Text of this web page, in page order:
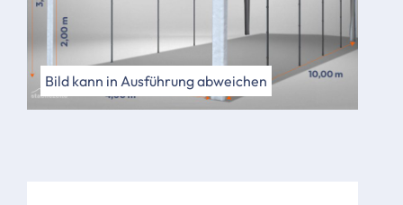
Bild kann in Ausführung abweichen